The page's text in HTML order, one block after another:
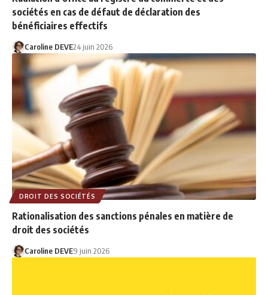
sociétés en cas de défaut de déclaration des
bénéficiaires effectifs
Caroline DEVE24 juin 2026
DROIT DES SOCIÉTÉS
Rationalisation des sanctions pénales en matière de
droit des sociétés
Caroline DEVE9 juin 2026